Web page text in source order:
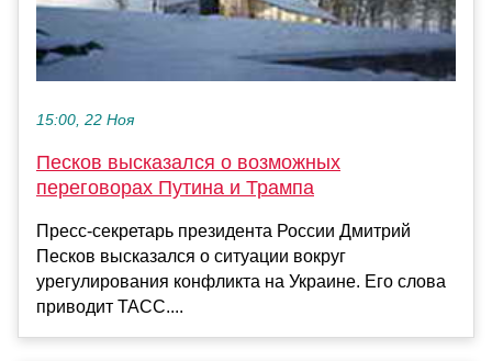
15:00, 22 Ноя
Песков высказался о возможных
переговорах Путина и Трампа
Пресс-секретарь президента России Дмитрий
Песков высказался о ситуации вокруг
урегулирования конфликта на Украине. Его слова
приводит ТАСС....